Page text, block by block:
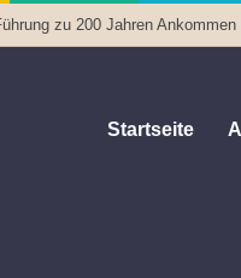
zu 200 Jahren
Startseite